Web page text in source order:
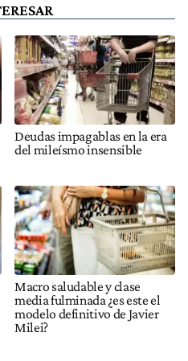
Deudas impagablas en la era
del mileísmo insensible
Macro saludable y clase
media fulminada ¿es este el
modelo definitivo de Javier
Milei?